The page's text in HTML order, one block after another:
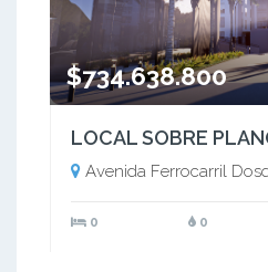
$734.638.800
Avenida Ferrocarril
0 0